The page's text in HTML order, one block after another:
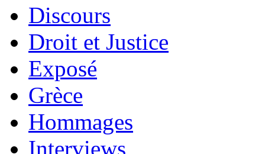
Discours
Droit et Justice
Exposé
Grèce
Hommages
Interviews